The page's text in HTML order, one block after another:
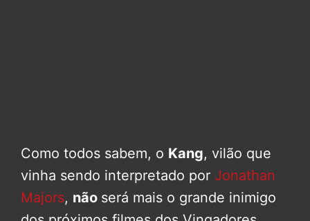
Como todos sabem, o Kang, vilão que
vinha sendo interpretado por Jonathan
Majors, não será mais o grande inimigo